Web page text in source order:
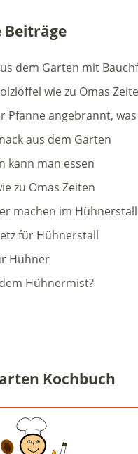
Beiträge
dem Garten mit
wie zu Omas
Pfanne angebrannt,
aus dem Garten
kann man essen
zu Omas Zeiten
machen im Hühnerstall
für Hühnerstall
Hühner
Hühnermist?
Kochbuch